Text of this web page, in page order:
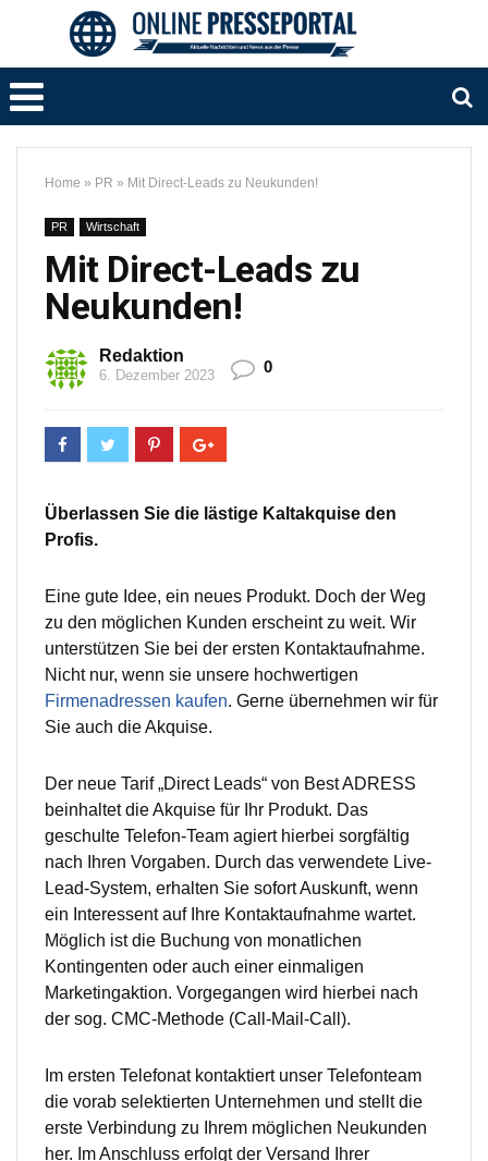
Home » PR » Mit Direct-Leads zu Neukunden!
PR Wirtschaft
Mit Direct-Leads zu
Neukunden!
Redaktion
6. Dezember 2023 0
Überlassen Sie die lästige Kaltakquise den
Profis.
Eine gute Idee, ein neues Produkt. Doch der Weg
zu den möglichen Kunden erscheint zu weit. Wir
unterstützen Sie bei der ersten Kontaktaufnahme.
Nicht nur, wenn sie unsere hochwertigen
Firmenadressen kaufen. Gerne übernehmen wir für
Sie auch die Akquise.
Der neue Tarif „Direct Leads“ von Best ADRESS
beinhaltet die Akquise für Ihr Produkt. Das
geschulte Telefon-Team agiert hierbei sorgfältig
nach Ihren Vorgaben. Durch das verwendete Live-
Lead-System, erhalten Sie sofort Auskunft, wenn
ein Interessent auf Ihre Kontaktaufnahme wartet.
Möglich ist die Buchung von monatlichen
Kontingenten oder auch einer einmaligen
Marketingaktion. Vorgegangen wird hierbei nach
der sog. CMC-Methode (Call-Mail-Call).
Im ersten Telefonat kontaktiert unser Telefonteam
die vorab selektierten Unternehmen und stellt die
erste Verbindung zu Ihrem möglichen Neukunden
her. Im Anschluss erfolgt der Versand Ihrer